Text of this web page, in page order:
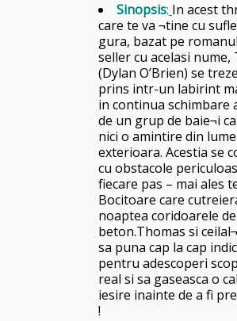
Sinopsis: In acest
care te va ¬tine cu
gura, bazat pe
seller cu acelasi nume,
(Dylan O’Brien) se
prins intr-un labirint
in continua schimbare
de un grup de baie¬i
nici o amintire din
exterioara. Acestia se
cu obstacole
fiecare pas – mai ales
Bocitoare care
noaptea coridoarele de
beton.Thomas si
sa puna cap la cap
pentru adescoperi
real si sa gaseasca o
iesire inainte de a fi
!